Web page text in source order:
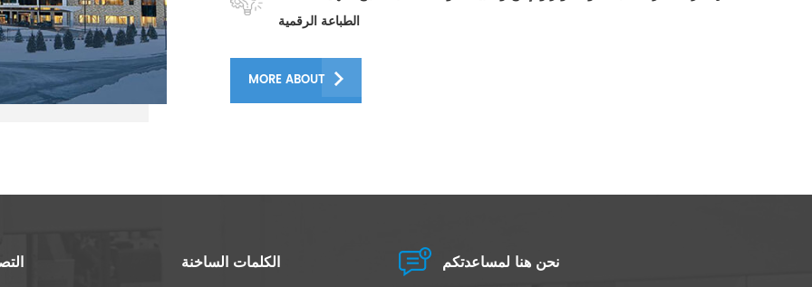
المنتجات الممتازة تأتي من فريق البحث والتطوير الدؤوب والجد والدقيق. التركيز على البحث والتطوير
لآلة طابعة DTF لجلب لعملائنا دفقًا ثابتًا من الفوائد الرائعة إن شركتنا متحمسة للغاية لعرض تقنية
طابعة DTF البحثية المستقلة في APPP EXPO. التقينا بالعديد من المحترفين والخبراء من جميع أنحاء
الأكثر تميزًا ، بحيث يمكن لعدد أكبر من العملاء الذين يستخدمون طابعة AIIFAR dtf الاستمتاع بحياة
DTF. سرعان ما فازت طابعة AIIFAR A2 DTF بتقدير العميل الفرنسي وبدأت في التفاوض بشأن
الطباعة الرقمية
MORE ABOUT
الكلمات الساخنة نحن هنا لمساعدتكم